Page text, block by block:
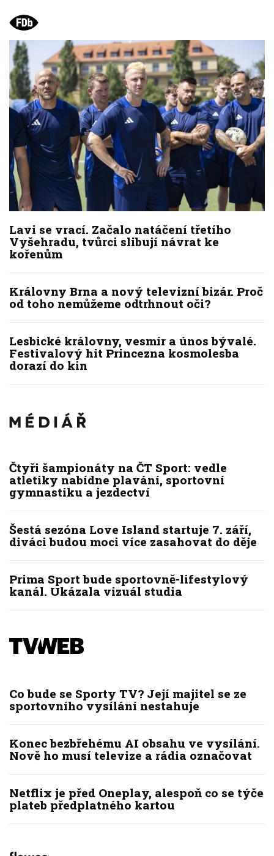
Lavi se vrací. Začalo natáčení třetího
Vyšehradu, tvůrci slibují návrat ke
kořenům
Královny Brna a nový televizní bizár. Proč
od toho nemůžeme odtrhnout oči?
Lesbické královny, vesmír a únos bývalé.
Festivalový hit Princezna kosmolesba
dorazí do kin
Čtyři šampionáty na ČT Sport: vedle
atletiky nabídne plavání, sportovní
gymnastiku a jezdectví
Šestá sezóna Love Island startuje 7. září,
diváci budou moci více zasahovat do děje
Prima Sport bude sportovně-lifestylový
kanál. Ukázala vizuál studia
Co bude se Sporty TV? Její majitel se ze
sportovního vysílání nestahuje
Konec bezbřehému AI obsahu ve vysílání.
Nově ho musí televize a rádia označovat
Netflix je před Oneplay, alespoň co se týče
plateb předplatného kartou